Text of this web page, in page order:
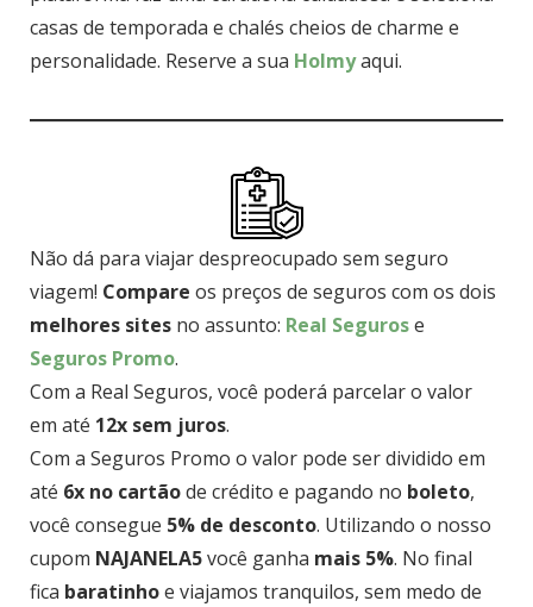
casas de temporada e chalés cheios de charme e
personalidade. Reserve a sua Holmyaqui.
Não dá para viajar despreocupado sem seguro
viagem! Compare os preços de seguros com os dois
melhores sites no assunto: Real Segurose
Seguros Promo.
Com a Real Seguros, você poderá parcelar o valor
em até 12x sem juros.
Com a Seguros Promo o valor pode ser dividido em
até 6x no cartãode crédito e pagando no boleto,
você consegue 5% de desconto. Utilizando o nosso
cupom NAJANELA5você ganha mais 5%. No final
fica baratinhoe viajamos tranquilos, sem medo de